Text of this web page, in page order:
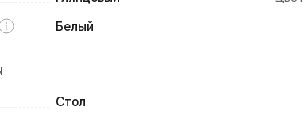
Белый
Стол